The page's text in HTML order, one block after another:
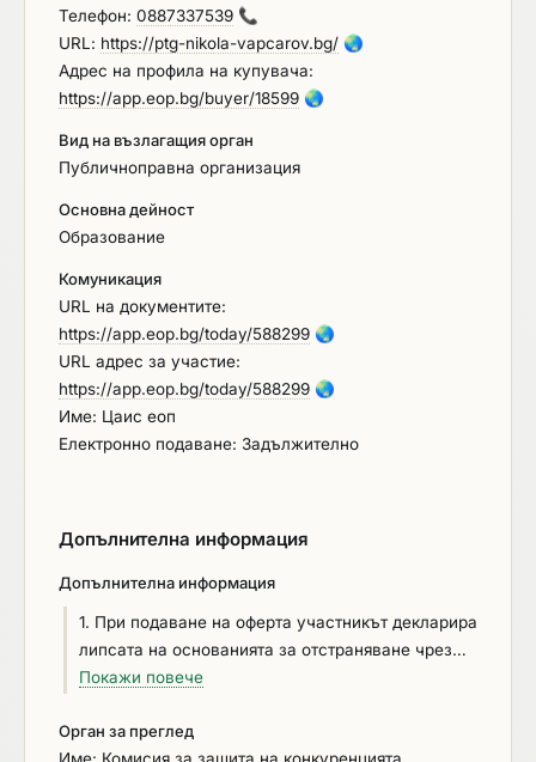
Телефон: 0887337539 📞
URL: https://ptg-nikola-vapcarov.bg/ 🌏
Адрес на профила на купувача:
https://app.eop.bg/buyer/18599 🌏
Вид на възлагащия орган
Публичноправна организация
Основна дейност
Образование
Комуникация
URL на документите:
https://app.eop.bg/today/588299 🌏
URL адрес за участие:
https://app.eop.bg/today/588299 🌏
Име: Цаис еоп
Електронно подаване: Задължително
Допълнителна информация
Допълнителна информация
1. При подаване на оферта участникът декларира
липсата на основанията за отстраняване чрез
предоставяне на Единен европейски документ
съответствие с чл.67, ал.5 от ЗОП Възложителят
Покажи повече
Орган за преглед